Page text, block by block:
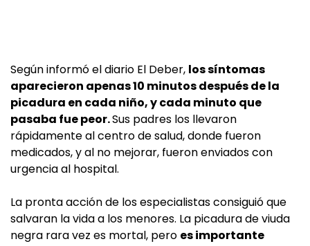
Según informó el diario El Deber, los síntomas
aparecieron apenas 10 minutos después de la
picadura en cada niño, y cada minuto que
pasaba fue peor.Sus padres los llevaron
rápidamente al centro de salud, donde fueron
medicados, y al no mejorar, fueron enviados con
urgencia al hospital.
La pronta acción de los especialistas consiguió que
salvaran la vida a los menores. La picadura de viuda
negra rara vez es mortal, pero es importante